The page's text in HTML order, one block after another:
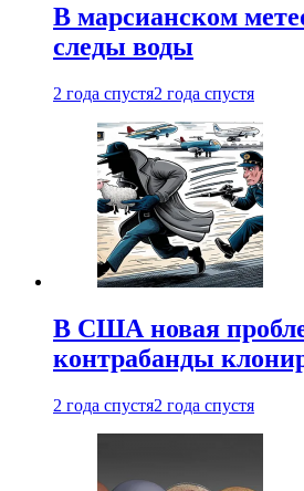
В марсианском
следы воды
2 года спустя2 года спустя
В США новая
контрабанды
2 года спустя2 года спустя